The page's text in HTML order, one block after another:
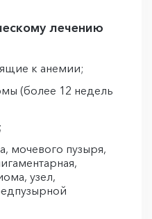
лечению
к анемии;
(более 12 недель
мочевого пузыря,
узел,